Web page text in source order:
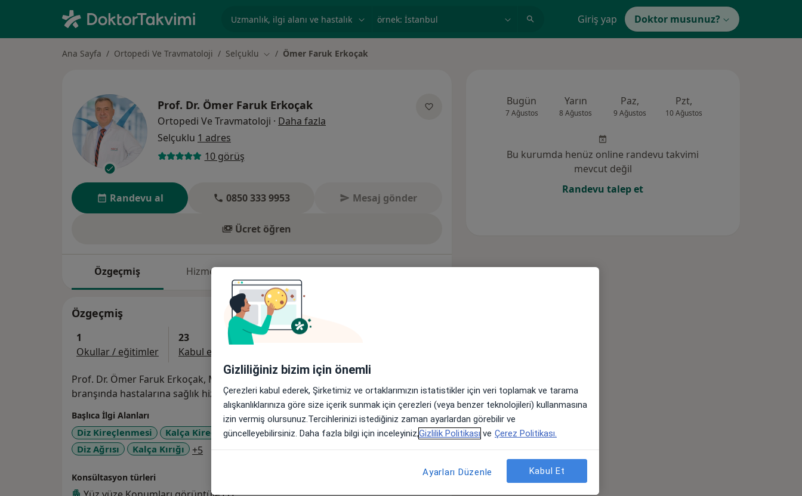
örnek: İstanbul Giriş yap Doktor musunuz?
Ana Sayfa Ortopedi Ve Travmatoloji Selçuklu Şehir değiştir
Ömer Faruk Erkoçak
Prof. Dr. Ömer Faruk Erkoçak
Ortopedi Ve Travmatoloji · Daha fazla
Selçuklu 1 adres
10 görüş
Randevu al 0850 333 9953 Mesaj gönder
Ücret öğren
Özgeçmiş Hizmetler Adresler Görüşler (10)
Özgeçmiş
1
Okullar / eğitimler
23
Kabul edilen sigortalar
Prof. Dr. Ömer Faruk Erkoçak, Medova Hastanesi'nde Ortopedi Ve Travmatoloji
branşında hastalarına sağlık hizmeti vermektedir.
Başlıca İlgi Alanları
Diz Kireçlenmesi Kalça Kireçlenmesi (Koksartroz)
Menisküs Yırtığı
Diz Ağrısı
Kalça Kırığı +5
Konsültasyon türleri
Bugün
7 Ağustos
Yarın
8 Ağustos
Paz,
9 Ağustos
Pzt,
10 Ağustos
Bu kurumda henüz online randevu takvimi
mevcut değil
Randevu talep et
Gizliliğiniz bizim için önemli
Çerezleri kabul ederek, Şirketimiz ve ortaklarımızın istatistikler için veri toplamak ve tarama
alışkanlıklarınıza göre size içerik sunmak için çerezleri (veya benzer teknolojileri) kullanmasına
izin vermiş olursunuz.Tercihlerinizi istediğiniz zaman ayarlardan görebilir ve
güncelleyebilirsiniz. Daha fazla bilgi için inceleyiniz,Gizlilik Politikası ve Çerez Politikası.
Ayarları Düzenle Kabul Et